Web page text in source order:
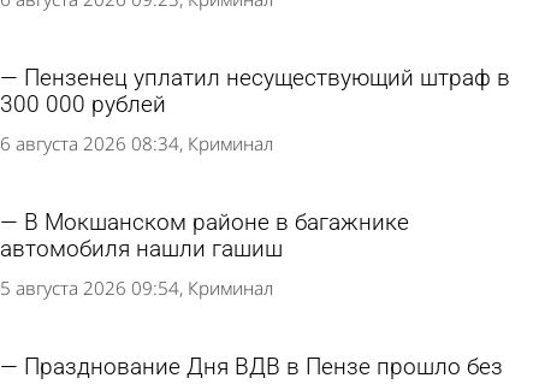
Пензенец уплатил несуществующий штраф в
300 000 рублей
6 августа 2026 08:34 Криминал
В Мокшанском районе в багажнике
автомобиля нашли гашиш
5 августа 2026 09:54 Криминал
Празднование Дня ВДВ в Пензе прошло без